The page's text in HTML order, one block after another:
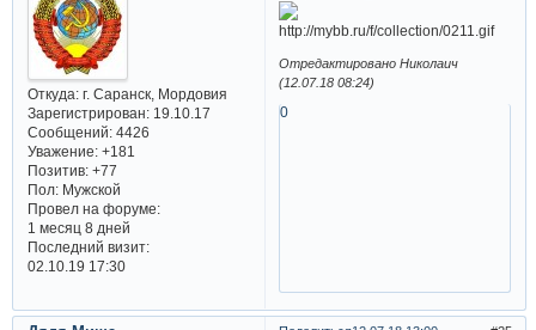
Откуда:г. Саранск, Мордовия
Зарегистрирован: 19.10.17
Сообщений:4426
Уважение: +181
Позитив: +77
Пол:Мужской
Провел на форуме:
1 месяц 8 дней
Последний визит:
02.10.19 17:30
Отредактировано Николаич
(12.07.18 08:24)
0